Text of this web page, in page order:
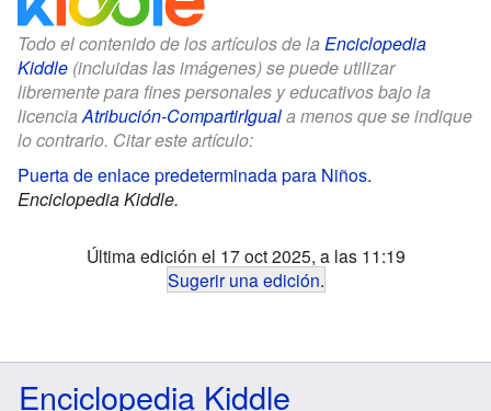
Todo el contenido de los artículos de la Enciclopedia
Kiddle (incluidas las imágenes) se puede utilizar
libremente para fines personales y educativos bajo la
licenciaAtribución-CompartirIguala menos que se indique
lo contrario. Citar este artículo:
Puerta de enlace predeterminada para Niños.
Enciclopedia Kiddle.
Última edición el 17 oct 2025, a las 11:19
Sugerir una edición.
Enciclopedia Kiddle